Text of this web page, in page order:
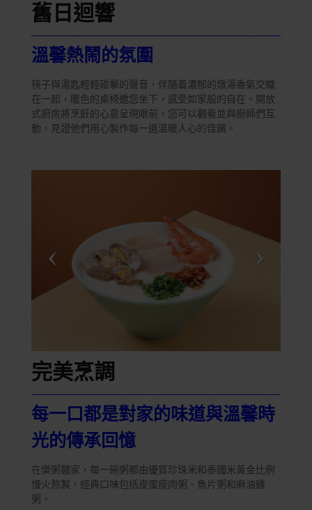
舊日迴響
溫馨熱鬧的氛圍
筷子與湯匙輕輕碰擊的聲音，伴隨着濃郁的燉湯香氣交織
在一起，暖色的桌椅邀您坐下，感受如家般的自在。開放
式廚房將烹飪的心意呈現眼前，您可以觀看並與廚師們互
動，見證他們用心製作每一道溫暖人心的佳餚。
完美烹調
每一口都是對家的味道與溫馨時
光的傳承回憶
在樂粥麵家，每一碗粥都由優質珍珠米和泰國米黃金比例
慢火熬製，經典口味包括皮蛋瘦肉粥、魚片粥和麻油雞
粥。